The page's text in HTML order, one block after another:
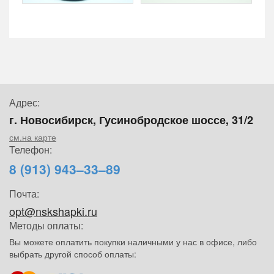
Адрес:
г. Новосибирск, Гусинобродское шоссе, 31/2
см.на карте
Телефон:
8 (913) 943–33–89
Почта:
opt@nskshapki.ru
Методы оплаты:
Вы можете оплатить покупки наличными у нас в офисе, либо
выбрать другой способ оплаты: